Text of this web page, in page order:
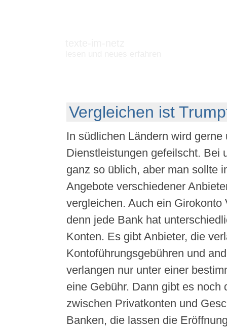
Vergleichen ist
In südlichen Ländern wird gerne
Dienstleistungen gefeilscht. Bei
ganz so üblich, aber man sollte
Angebote verschiedener
vergleichen. Auch ein Girokonto
denn jede Bank hat
Konten. Es gibt Anbieter, die
Kontoführungsgebühren und
verlangen nur unter einer
eine Gebühr. Dann gibt es noch
zwischen Privatkonten und
Banken, die lassen die